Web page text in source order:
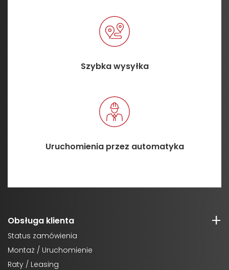
Szybka wysyłka
Uruchomienia przez automatyka
Obsługa klienta
Status zamówienia
Montaż / Uruchomienie
Raty / Leasing